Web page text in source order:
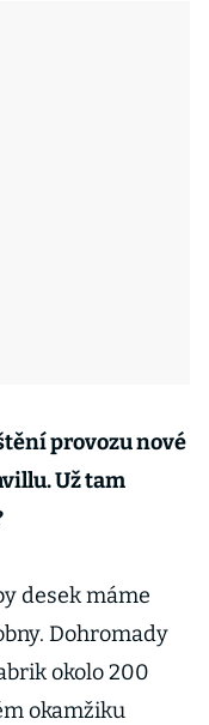
provozu nové
Už tam
desek máme
Dohromady
okolo 200
okamžiku